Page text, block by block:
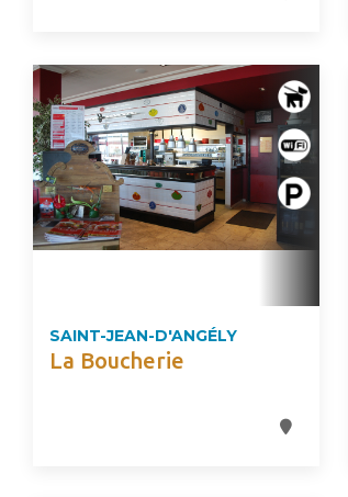
SAINT-JEAN-D'ANGÉLY
La Boucherie